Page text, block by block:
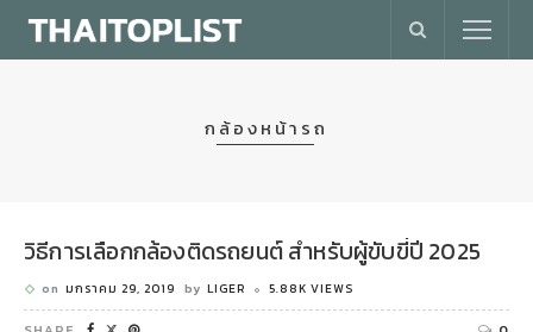
กล้องหน้ารถ
วิธีการเลือกกล้องติดรถยนต์ สำหรับผู้ขับขี่ปี 2025
on มกราคม 29, 2019 by LIGER 5.88K VIEWS